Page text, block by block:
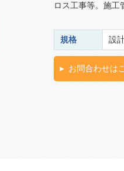
ロス工事等。施工
規格 設
お問合わせは